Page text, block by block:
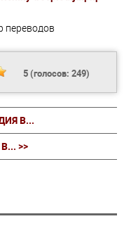
переводов
5(голосов: 249)
В...
>>